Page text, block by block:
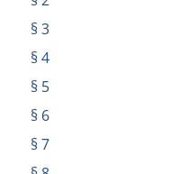
§ 3
§ 4
§ 5
§ 6
§ 7